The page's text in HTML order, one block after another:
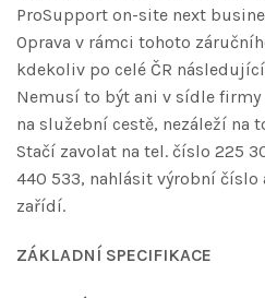
ProSupport on-site next
Oprava v rámci tohoto
kdekoliv po celé ČR
Nemusí to být ani v sídle firmy
na služební cestě, nezáleží na
Stačí zavolat na tel. číslo 225
440 533, nahlásit výrobní číslo
zařídí.
ZÁKLADNÍ SPECIFIKACE